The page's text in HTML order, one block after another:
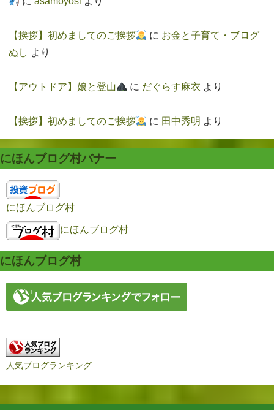
【挨拶】初めましてのご挨拶 に お金と子育て・ブログ
ぬし より
【アウトドア】娘と登山 に だぐらす麻衣 より
【挨拶】初めましてのご挨拶 に 田中秀明 より
にほんブログ村バナー
にほんブログ村
にほんブログ村
にほんブログ村
人気ブログランキング